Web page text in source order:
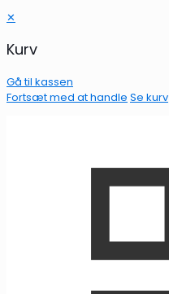
✕
Kurv
Gå til kassen
Fortsæt med at handle Se kurv